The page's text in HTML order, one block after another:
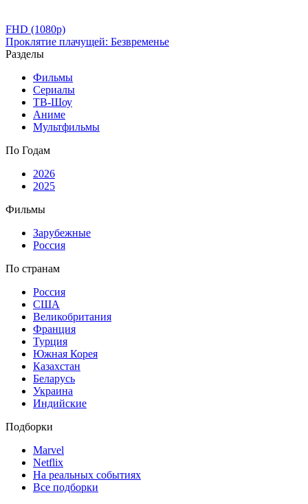
FHD (1080p)
Проклятие плачущей: Безвременье
Разделы
Фильмы
Сериалы
ТВ-Шоу
Аниме
Мультфильмы
По Годам
2026
2025
Фильмы
Зарубежные
Россия
По странам
Россия
США
Великобритания
Франция
Турция
Южная Корея
Казахстан
Беларусь
Украина
Индийские
Подборки
Marvel
Netflix
На реальных событиях
Все подборки